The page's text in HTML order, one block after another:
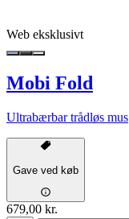
Web eksklusivt
Mobi Fold
Ultrabærbar trådløs mus
Gave ved køb
679,00 kr.